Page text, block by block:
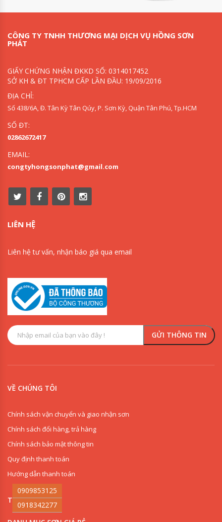
CÔNG TY TNHH THƯƠNG MẠI DỊCH VỤ HỒNG SƠN
PHÁT
GIẤY CHỨNG NHẬN ĐKKD SỐ: 0314017452
SỞ KH & ĐT TPHCM CẤP LẦN ĐẦU: 19/09/2016
ĐỊA CHỈ:
Số 438/6A, Đ. Tân Kỳ Tân Qúy, P. Sơn Kỳ, Quận Tân Phú, Tp.HCM
SỐ ĐT:
02862672417
EMAIL:
congtyhongsonphat@gmail.com
LIÊN HỆ
Liên hệ tư vấn, nhận báo giá qua email
VỀ CHÚNG TÔI
Chính sách vận chuyển và giao nhận sơn
Chính sách đổi hàng, trả hàng
Chính sách bảo mật thông tin
Quy định thanh toán
Hướng dẫn thanh toán
THI CÔNG SƠN
0909853125
0918342277